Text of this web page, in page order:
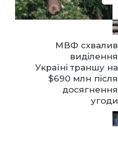
МВФ схвалив
виділення
Україні траншу на
$690 млн після
досягнення
угоди